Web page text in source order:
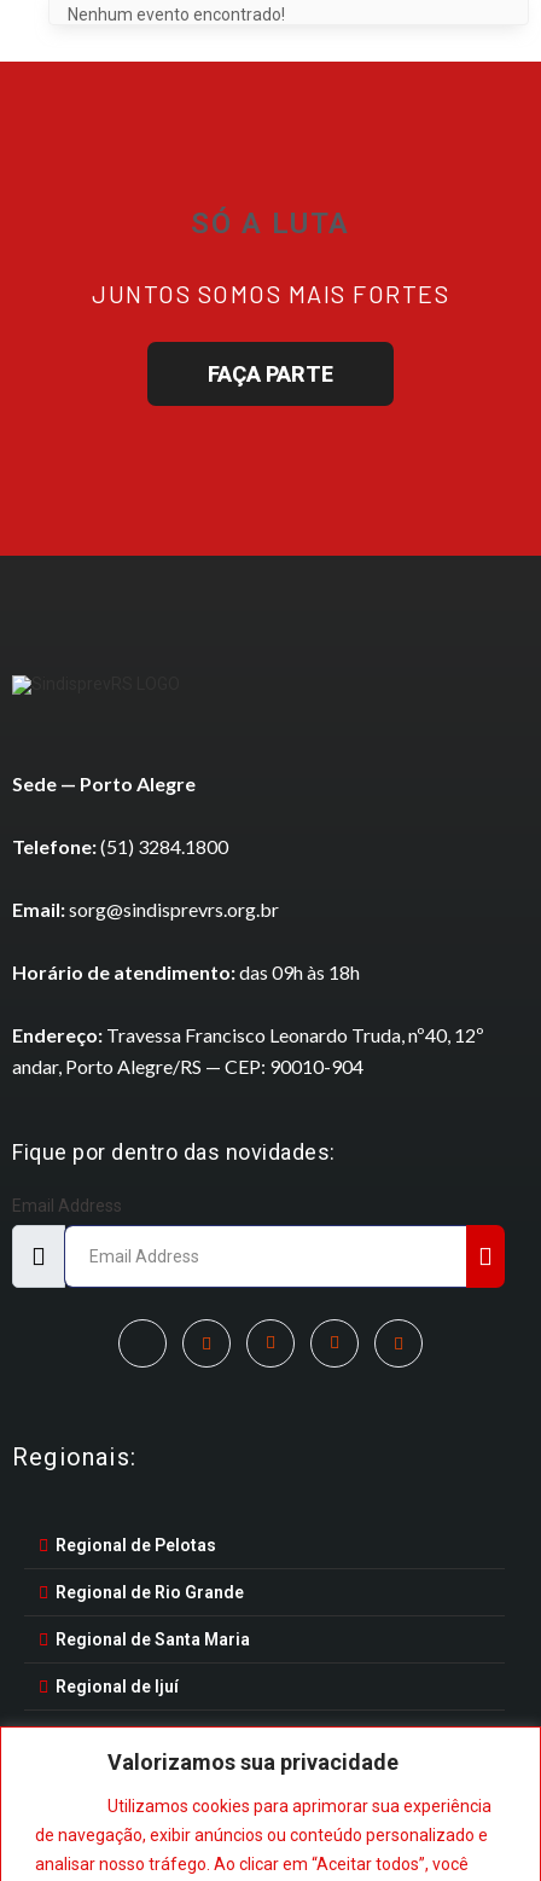
Valorizamos sua privacidade
Utilizamos cookies para aprimorar sua experiência
de navegação, exibir anúncios ou conteúdo personalizado e
analisar nosso tráfego. Ao clicar em “Aceitar todos”, você
Nenhum evento encontrado!
SÓ A LUTA
JUNTOS SOMOS MAIS FORTES
FAÇA PARTE
Sede — Porto Alegre
Telefone:(51) 3284.1800
Email:sorg@sindisprevrs.org.br
Horário de atendimento:das 09h às 18h
Endereço: Travessa Francisco Leonardo Truda, nº40, 12º
andar, Porto Alegre/RS — CEP: 90010-904
Fique por dentro das novidades:
Email Address
Regionais:
Regional de Pelotas
Regional de Rio Grande
Regional de Santa Maria
Regional de Ijuí
Baixe nosso aplicativo: